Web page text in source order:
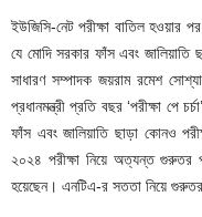
ইউজিসি-নেট পরীক্ষা বাতিল হওয়ার
যে মোদি সরকার ফাঁস এবং জালিয়াতি
সাধারণ সম্পাদক জয়রাম রমেশ
প্রধানমন্ত্রী প্রতি বছর ‘পরীক্ষা পে
ফাঁস এবং জালিয়াতি ছাড়া কোনও
২০২৪ পরীক্ষা নিয়ে অত্যন্ত গুরুতর
হয়েছেন। এনটিএ-র সততা নিয়ে গুরুতর